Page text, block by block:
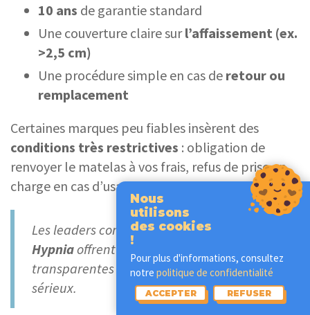
10 ans de garantie standard
Une couverture claire surl’affaissement (ex.
>2,5 cm)
Une procédure simple en cas de retour ou
remplacement
Certaines marques peu fiables insèrent des
conditions très restrictives : obligation de
renvoyer le matelas à vos frais, refus de prise en
charge en cas d’usage normal.
Les leaders commeEmma, Tediber, Kipli,
Hypniaoffrent des garanties claires et
transparentes — ce qui est aussi un gage de
sérieux.
Nous
utilisons
des cookies
!
Pour plus d'informations, consultez
notre politique de confidentialité
ACCEPTER REFUSER